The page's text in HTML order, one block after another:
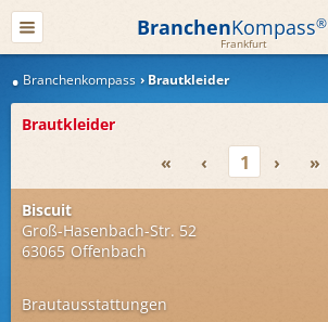
BranchenKompass®
Frankfurt
Branchenkompass Brautkleider
Brautkleider
« ‹ 1 › »
Biscuit
Groß-Hasenbach-Str. 52
63065 Offenbach
Brautausstattungen